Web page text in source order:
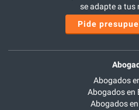
se adapte a tus
Pide
Abogados
Abogados en
Abogados